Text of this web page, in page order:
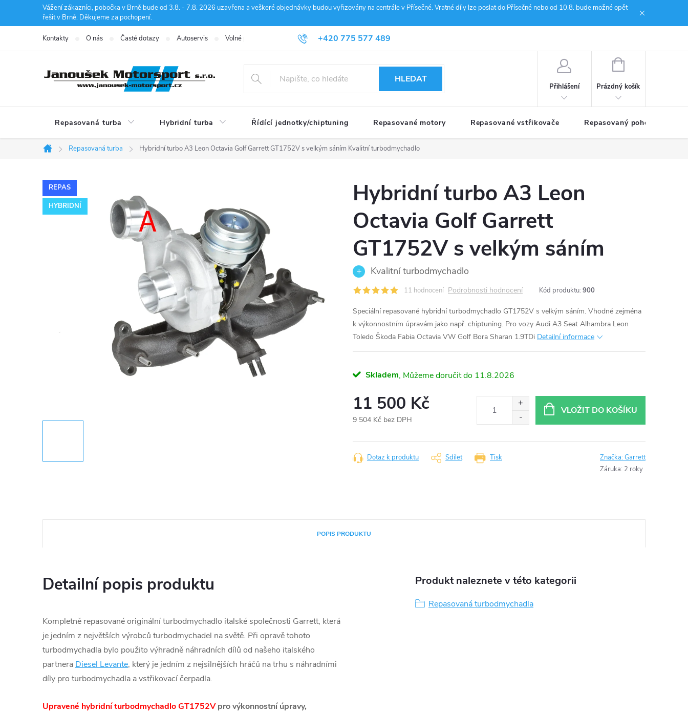
Vážení zákazníci, pobočka v Brně bude od 3.8. - 7.8. 2026 uzavřena a veškeré objednávky budou vyřizovány na centrále v Přísečné. Vratné díly lze poslat do Přísečné nebo od 10.8. bude možné opět
řešit v Brně. Děkujeme za pochopení.
+420 775 577 489
info@janousek-motorsport.cz
Kontakty O nás Časté dotazy Autoservis Volné pozice Obchodní podmínky Reklamace
HLEDAT
Přihlášení
NÁKUPNÍ
Prázdný košík
Repasovaná turba Hybridní turba Řídící jednotky/chiptuning Repasované motory Repasované vstřikovače Repasovaný pohon TDM
Domů
Repasovaná turba Hybridní turbo A3 Leon Octavia Golf Garrett GT1752V s velkým sáním Kvalitní turbodmychadlo
REPAS
HYBRIDNÍ
Hybridní turbo A3 Leon
Octavia Golf Garrett
GT1752V s velkým sáním
Kvalitní turbodmychadlo
11 hodnocení Podrobnosti hodnocení Kód produktu: 900
Speciální repasované hybridní turbodmychadlo GT1752V s velkým sáním. Vhodné zejména
k výkonnostním úpravám jako např. chiptuning. Pro vozy Audi A3 Seat Alhambra Leon
Toledo Škoda Fabia Octavia VW Golf Bora Sharan 1.9TDi Detailní informace
Skladem 11.8.2026
11 500 Kč
9 504 Kč bez DPH
cena:
VLOŽIT DO KOŠÍKU
Tisk
Dotaz k produktu Sdílet Značka:Garrett
Záruka: 2 roky
POPIS PRODUKTU
Detailní popis produktu
Kompletně repasované originální turbodmychadlo italské společnosti Garrett, která
je jedním z největších výrobců turbodmychadel na světě. Při opravě tohoto
turbodmychadla bylo použito výhradně náhradních dílů od našeho italského
partnera Diesel Levante, který je jedním z nejsilnějších hráčů na trhu s náhradními
díly pro turbodmychadla a vstřikovací čerpadla.
Upravené hybridní turbodmychadlo GT1752Vpro výkonnostní úpravy,
Produkt naleznete v této kategorii
Repasovaná turbodmychadla